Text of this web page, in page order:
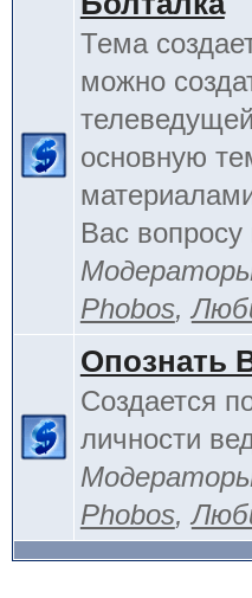
Тема
можно
основную
Вас
Phobos,
Опознать
Создается
личности
Phobos,